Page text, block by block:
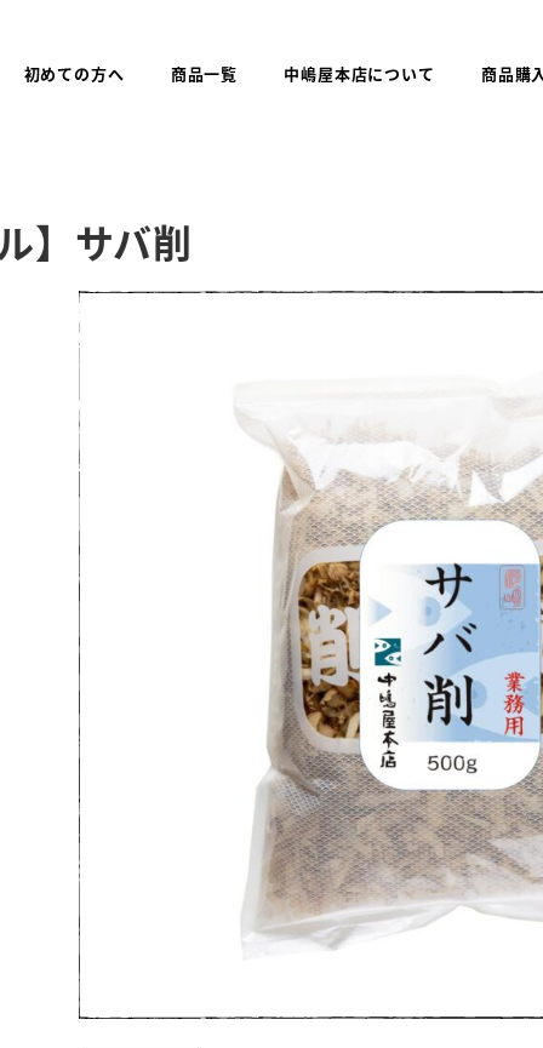
初めての方へ 商品一覧 中嶋屋本店について 商品購
】サバ削